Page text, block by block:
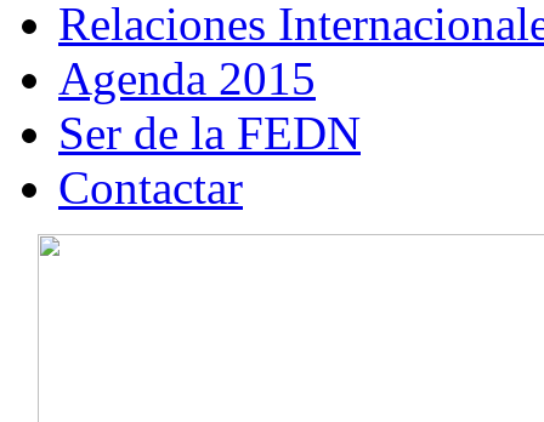
Relaciones
Agenda 2015
Ser de la FEDN
Contactar